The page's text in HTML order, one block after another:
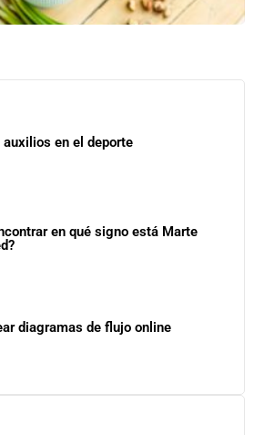
en el deporte
en qué signo está Marte
diagramas de flujo online